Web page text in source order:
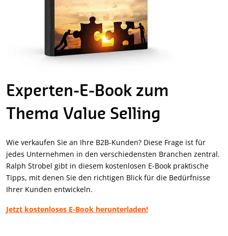
Experten-E-Book zum
Thema Value Selling
Wie verkaufen Sie an Ihre B2B-Kunden? Diese Frage ist für
jedes Unternehmen in den verschiedensten Branchen zentral.
Ralph Strobel gibt in diesem kostenlosen E-Book praktische
Tipps, mit denen Sie den richtigen Blick für die Bedürfnisse
Ihrer Kunden entwickeln.
Jetzt kostenloses E-Book herunterladen!